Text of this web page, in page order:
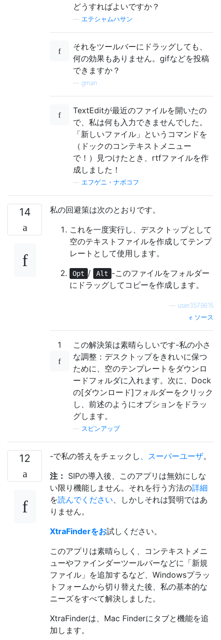
どうすればよいですか？
エテシャムハサン
それをツールバーにドラッグしても、
何の効果もありません。gifなどを投稿
できますか？
gman
TextEditが最近のファイルを開いたの
で、私は何も入力できませんでした。
「新しいファイル」というコマンドを
（ドックのコンテキストメニュー
で！）見つけたとき、rtfファイルを作
成しました！
エフゲニ・ナボコフ
14
私の回避策は次のとおりです。
これを一度実行し、デスクトップとして
空のテキストファイルを作成してテンプ
レートとして使用します。
Opt / Alt -このファイルをフォルダー
にドラッグしてコピーを作成します。
user3579815
ソース
1
この解決策は素晴らしいです-私の小さ
な調整：デスクトップをきれいに保つ
ために、空のテンプレートをダウンロ
ードフォルダに入れます。次に、Dock
の[ダウンロード]フォルダーをクリック
し、前述のようにオプションをドラッ
グします。
スピンアップ
12 -で私の答えをチェックし 、スーパーユーザ。
注： SIPの導入後、このアプリは無効にしな
い限り機能しません。それを行う方法の詳細
を読んでください 、しかしそれは賢明ではあ
りません。
XtraFinderをお試しください。
このアプリは素晴らしく、コンテキストメニ
ューやファインダーツールバーなどに「新規
ファイル」を追加するなど、Windowsプラッ
トフォームから切り替えた後、私の基本的な
ニーズをすべて解決しました。
XtraFinderは、Mac Finderにタブと機能を追
加します。